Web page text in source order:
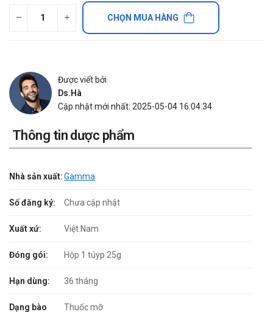
CHỌN MUA HÀNG
Được viết bởi
Ds.Hà
Cập nhật mới nhất: 2025-05-04 16:04:34
Thông tin dược phẩm
Nhà sản xuất:Gamma
Số đăng ký: Chưa cập nhật
Xuất xứ: Việt Nam
Đóng gói: Hộp 1 túyp 25g
Hạn dùng: 36 tháng
Dạng bào
Thuốc mỡ